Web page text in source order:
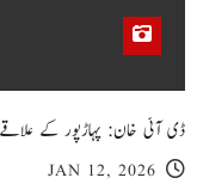
ڈی آئی خان: پہاڑپور کے علاقے
JAN 12, 2026